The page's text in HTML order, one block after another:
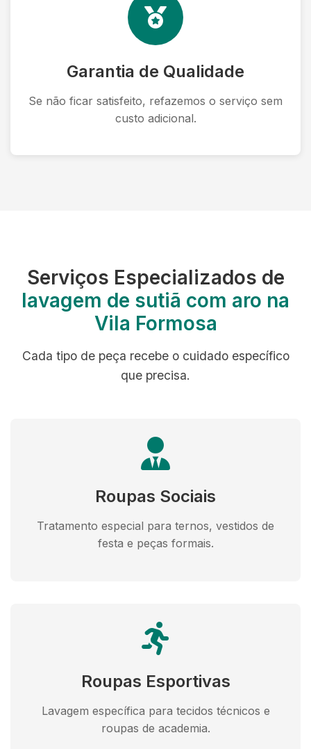
Garantia de Qualidade
Se não ficar satisfeito, refazemos o serviço sem
custo adicional.
Serviços Especializados de
lavagem de sutiã com aro na
Vila Formosa
Cada tipo de peça recebe o cuidado específico
que precisa.
Roupas Sociais
Tratamento especial para ternos, vestidos de
festa e peças formais.
Roupas Esportivas
Lavagem específica para tecidos técnicos e
roupas de academia.